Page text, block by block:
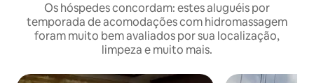
Os hóspedes concordam: estes aluguéis por
temporada de acomodações com hidromassagem
foram muito bem avaliados por sua localização,
limpeza e muito mais.